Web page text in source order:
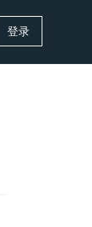
登录